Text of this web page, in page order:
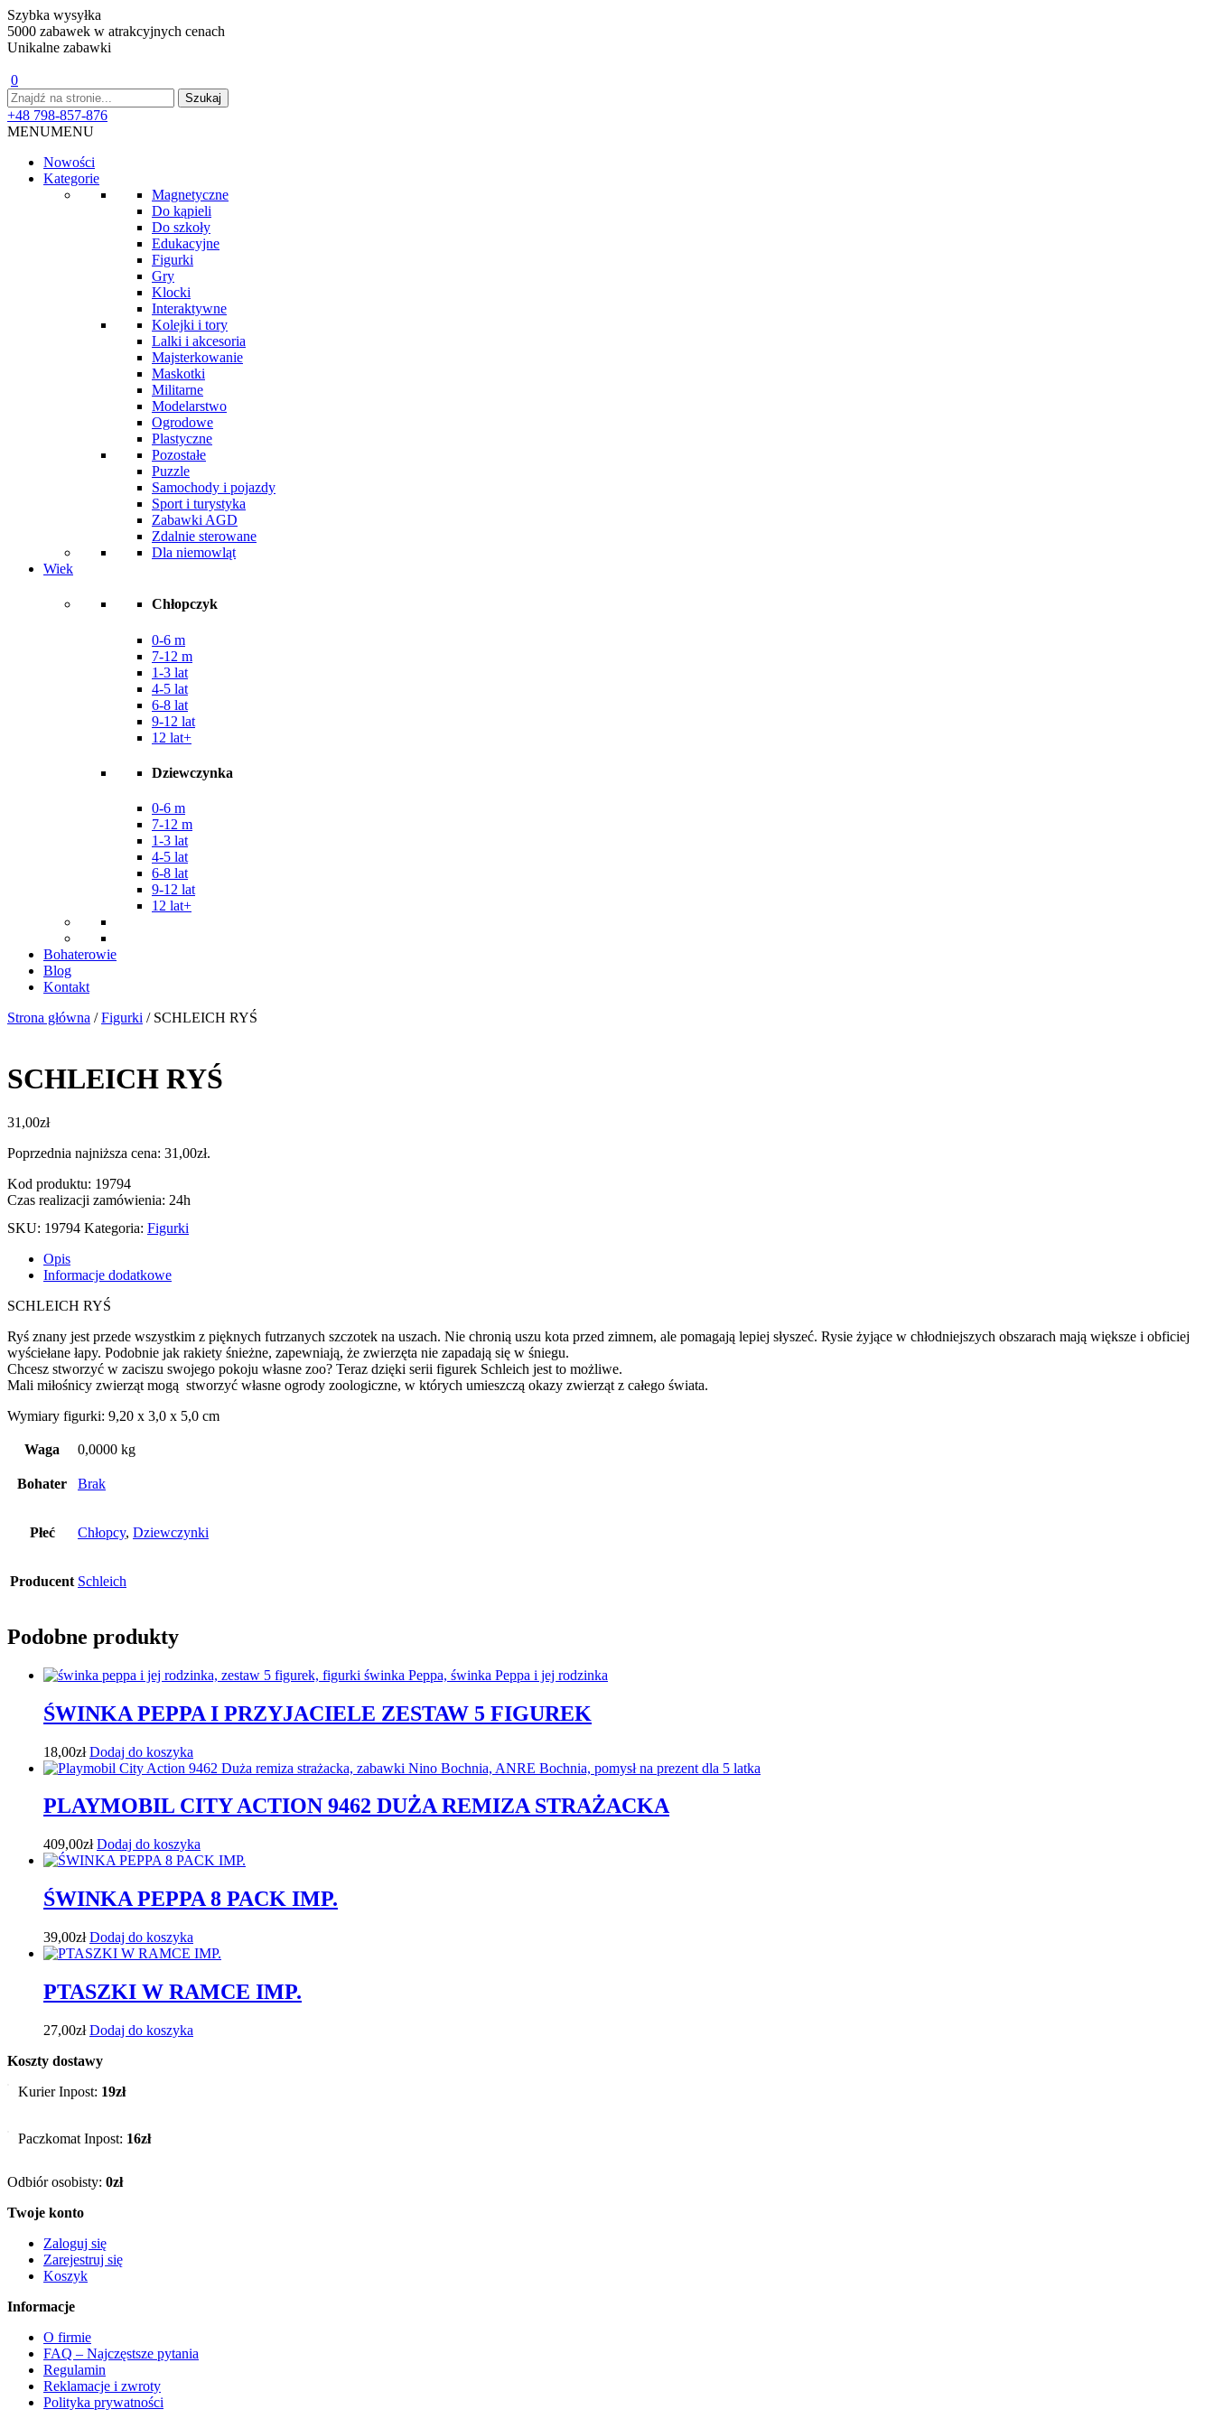
Szybka wysyłka
5000 zabawek w atrakcyjnych cenach
Unikalne zabawki
0
+48 798-857-876
MENUMENU
Nowości
Kategorie
Magnetyczne
Do kąpieli
Do szkoły
Edukacyjne
Figurki
Gry
Klocki
Interaktywne
Kolejki i tory
Lalki i akcesoria
Majsterkowanie
Maskotki
Militarne
Modelarstwo
Ogrodowe
Plastyczne
Pozostałe
Puzzle
Samochody i pojazdy
Sport i turystyka
Zabawki AGD
Zdalnie sterowane
Dla niemowląt
Wiek
Chłopczyk
0-6 m
7-12 m
1-3 lat
4-5 lat
6-8 lat
9-12 lat
12 lat+
Dziewczynka
0-6 m
7-12 m
1-3 lat
4-5 lat
6-8 lat
9-12 lat
12 lat+
Bohaterowie
Blog
Kontakt
Strona główna /Figurki / SCHLEICH RYŚ
SCHLEICH RYŚ
31,00zł
Poprzednia najniższa cena: 31,00zł.
Kod produktu: 19794
Czas realizacji zamówienia: 24h
SKU: 19794 Kategoria: Figurki
Opis
Informacje dodatkowe
SCHLEICH RYŚ
Ryś znany jest przede wszystkim z pięknych futrzanych szczotek na uszach. Nie chronią uszu kota przed zimnem, ale pomagają lepiej słyszeć. Rysie żyjące w chłodniejszych obszarach mają większe i obficiej
wyściełane łapy. Podobnie jak rakiety śnieżne, zapewniają, że zwierzęta nie zapadają się w śniegu.
Chcesz stworzyć w zaciszu swojego pokoju własne zoo? Teraz dzięki serii figurek Schleich jest to możliwe.
Mali miłośnicy zwierząt mogą stworzyć własne ogrody zoologiczne, w których umieszczą okazy zwierząt z całego świata.
Wymiary figurki: 9,20 x 3,0 x 5,0 cm
Waga 0,0000 kg
Bohater Brak
Płeć Chłopcy, Dziewczynki
Producent Schleich
Podobne produkty
ŚWINKA PEPPA I PRZYJACIELE ZESTAW 5 FIGUREK
18,00zł Dodaj do koszyka
PLAYMOBIL CITY ACTION 9462 DUŻA REMIZA STRAŻACKA
409,00zł Dodaj do koszyka
ŚWINKA PEPPA 8 PACK IMP.
39,00zł Dodaj do koszyka
PTASZKI W RAMCE IMP.
27,00zł Dodaj do koszyka
Koszty dostawy
Kurier Inpost: 19zł
Paczkomat Inpost: 16zł
Odbiór osobisty: 0zł
Twoje konto
Zaloguj się
Zarejestruj się
Koszyk
Informacje
O firmie
FAQ – Najczęstsze pytania
Regulamin
Reklamacje i zwroty
Polityka prywatności